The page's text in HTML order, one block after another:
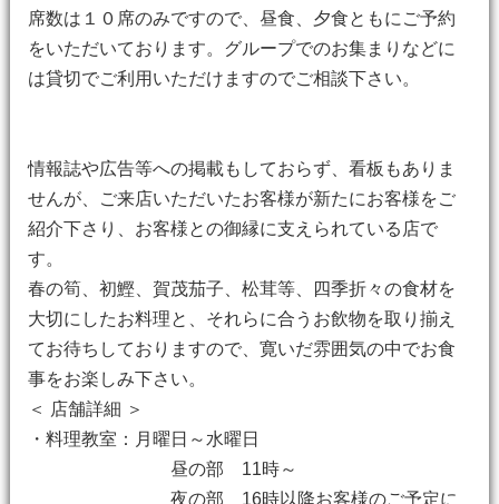
席数は１０席のみですので、昼食、夕食ともにご予約
をいただいております。グループでのお集まりなどに
は貸切でご利用いただけますのでご相談下さい。
情報誌や広告等への掲載もしておらず、看板もありま
せんが、ご来店いただいたお客様が新たにお客様をご
紹介下さり、お客様との御縁に支えられている店で
す。
春の筍、初鰹、賀茂茄子、松茸等、四季折々の食材を
大切にしたお料理と、それらに合うお飲物を取り揃え
てお待ちしておりますので、寛いだ雰囲気の中でお食
事をお楽しみ下さい。
＜ 店舗詳細 ＞
・料理教室：月曜日～水曜日
昼の部 11時～
夜の部 16時以降お客様のご予定に